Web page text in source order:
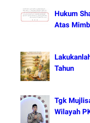
Hukum
Atas
Tahun
Tgk
Wilayah